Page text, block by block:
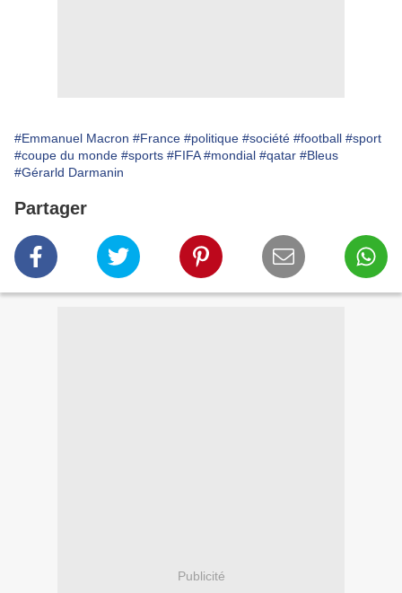
#Emmanuel Macron #France #politique #société #football #sport
#coupe du monde #sports #FIFA #mondial #qatar #Bleus
#Gérarld Darmanin
Partager
Publicité